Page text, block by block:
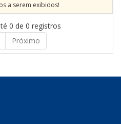
a serem exibidos!
0 de 0 registros
Próximo